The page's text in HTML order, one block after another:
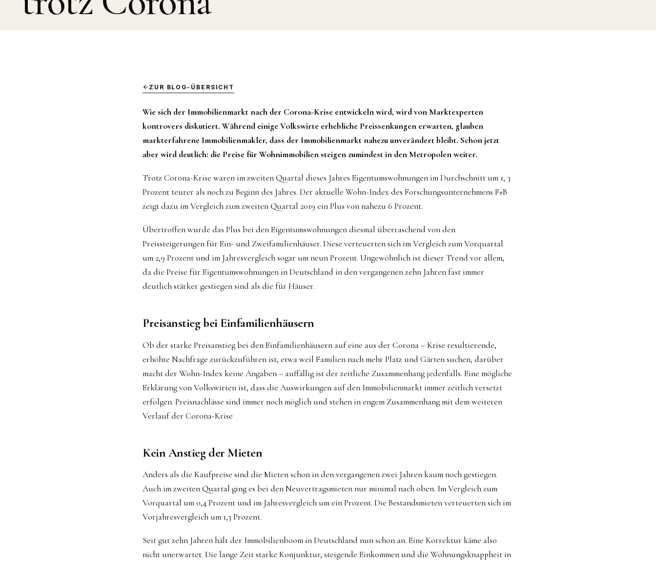
ZUR BLOG-ÜBERSICHT
Wie sich der Immobilienmarkt nach der Corona-Krise entwickeln wird, wird von Marktexperten
kontrovers diskutiert. Während einige Volkswirte erhebliche Preissenkungen erwarten, glauben
markterfahrene Immobilienmakler, dass der Immobilienmarkt nahezu unverändert bleibt. Schon jetzt
aber wird deutlich: die Preise für Wohnimmobilien steigen zumindest in den Metropolen weiter.
Trotz Corona-Krise waren im zweiten Quartal dieses Jahres Eigentumswohnungen im Durchschnitt um 1, 3
Prozent teurer als noch zu Beginn des Jahres. Der aktuelle Wohn-Index des Forschungsunternehmens F+B
zeigt dazu im Vergleich zum zweiten Quartal 2019 ein Plus von nahezu 6 Prozent.
Übertroffen wurde das Plus bei den Eigentumswohnungen diesmal überraschend von den
Preissteigerungen für Ein- und Zweifamilienhäuser. Diese verteuerten sich im Vergleich zum Vorquartal
um 2,9 Prozent und im Jahresvergleich sogar um neun Prozent. Ungewöhnlich ist dieser Trend vor allem,
da die Preise für Eigentumswohnungen in Deutschland in den vergangenen zehn Jahren fast immer
deutlich stärker gestiegen sind als die für Häuser.
Preisanstieg bei Einfamilienhäusern
Ob der starke Preisanstieg bei den Einfamilienhäusern auf eine aus der Corona – Krise resultierende,
erhöhte Nachfrage zurückzuführen ist, etwa weil Familien nach mehr Platz und Gärten suchen, darüber
macht der Wohn-Index keine Angaben – auffällig ist der zeitliche Zusammenhang jedenfalls. Eine mögliche
Erklärung von Volkswirten ist, dass die Auswirkungen auf den Immobilienmarkt immer zeitlich versetzt
erfolgen. Preisnachlässe sind immer noch möglich und stehen in engem Zusammenhang mit dem weiteren
Verlauf der Corona-Krise
Kein Anstieg der Mieten
Anders als die Kaufpreise sind die Mieten schon in den vergangenen zwei Jahren kaum noch gestiegen.
Auch im zweiten Quartal ging es bei den Neuvertragsmieten nur minimal nach oben. Im Vergleich zum
Vorquartal um 0,4 Prozent und im Jahresvergleich um ein Prozent. Die Bestandsmieten verteuerten sich im
Vorjahresvergleich um 1,3 Prozent.
Seit gut zehn Jahren hält der Immobilienboom in Deutschland nun schon an. Eine Korrektur käme also
nicht unerwartet. Die lange Zeit starke Konjunktur, steigende Einkommen und die Wohnungsknappheit in